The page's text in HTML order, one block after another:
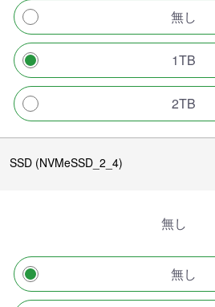
無し
1TB
2TB
SSD (NVMeSSD_2_4)
無し
無し